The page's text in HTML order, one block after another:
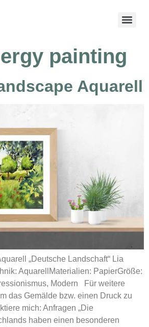
painting
Aquarell
„Deutsche Landschaft“ Lia
AquarellMaterialien: PapierGröße:
Modern Für weitere
das Gemälde bzw. einen Druck zu
mich: Anfragen „Die
haben einen besonderen